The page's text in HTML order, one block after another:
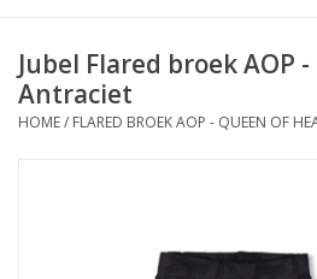
Baby
Jongens
Jubel Flared broek AOP
Antraciet
HOME/ FLARED BROEK AOP - QUEEN OF